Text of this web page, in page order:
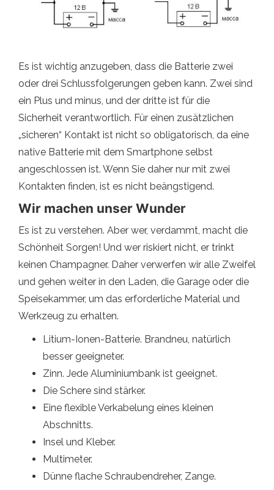
Es ist wichtig anzugeben, dass die Batterie zwei
oder drei Schlussfolgerungen geben kann. Zwei sind
ein Plus und minus, und der dritte ist für die
Sicherheit verantwortlich. Für einen zusätzlichen
„sicheren“ Kontakt ist nicht so obligatorisch, da eine
native Batterie mit dem Smartphone selbst
angeschlossen ist. Wenn Sie daher nur mit zwei
Kontakten finden, ist es nicht beängstigend.
Wir machen unser Wunder
Es ist zu verstehen. Aber wer, verdammt, macht die
Schönheit Sorgen! Und wer riskiert nicht, er trinkt
keinen Champagner. Daher verwerfen wir alle Zweifel
und gehen weiter in den Laden, die Garage oder die
Speisekammer, um das erforderliche Material und
Werkzeug zu erhalten.
Litium-Ionen-Batterie. Brandneu, natürlich
besser geeigneter.
Zinn. Jede Aluminiumbank ist geeignet.
Die Schere sind stärker.
Eine flexible Verkabelung eines kleinen
Abschnitts.
Insel und Kleber.
Multimeter.
Dünne flache Schraubendreher, Zange.